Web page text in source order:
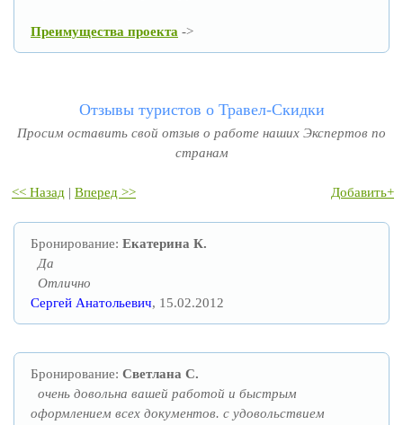
Преимущества проекта ->
Отзывы туристов о Травел-Скидки
Просим оставить свой отзыв о работе наших Экспертов по
странам
<< Назад | Вперед >> Добавить+
Бронирование: Екатерина К.
Да
Отлично
Сергей Анатольевич, 15.02.2012
Бронирование: Светлана С.
очень довольна вашей работой и быстрым
оформлением всех документов. с удовольствием